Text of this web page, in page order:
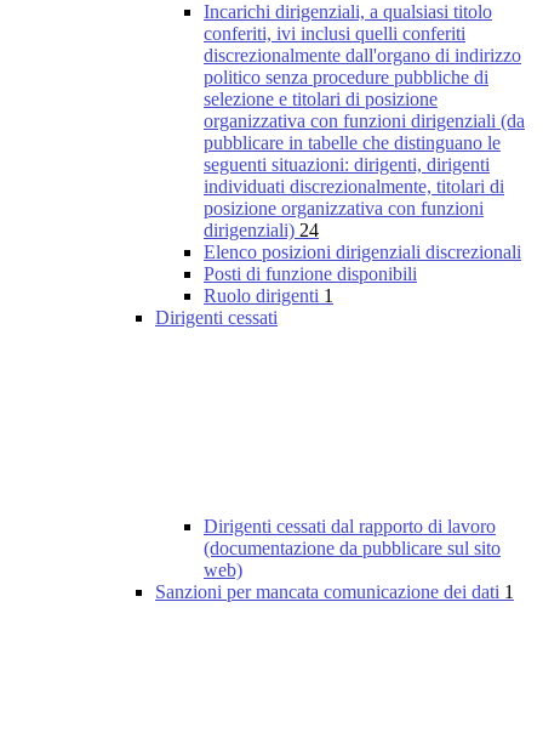
Incarichi dirigenziali, a qualsiasi titolo
conferiti, ivi inclusi quelli conferiti
discrezionalmente dall'organo di indirizzo
politico senza procedure pubbliche di
selezione e titolari di posizione
organizzativa con funzioni dirigenziali (da
pubblicare in tabelle che distinguano le
seguenti situazioni: dirigenti, dirigenti
individuati discrezionalmente, titolari di
posizione organizzativa con funzioni
dirigenziali) 24
Elenco posizioni dirigenziali discrezionali
Posti di funzione disponibili
Ruolo dirigenti 1
Dirigenti cessati
Dirigenti cessati dal rapporto di lavoro
(documentazione da pubblicare sul sito
web)
Sanzioni per mancata comunicazione dei dati 1